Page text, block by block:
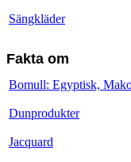
Sängkläder
Fakta om
Bomull: Egyptisk,
Dunprodukter
Jacquard